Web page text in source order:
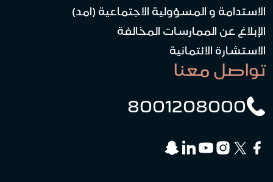
الاستدامة و المسؤولية الاجتماعية (امد)
الإبلاغ عن الممارسات المخالفة
الاستشارة الائتمانية
تواصل معنا
8001208000